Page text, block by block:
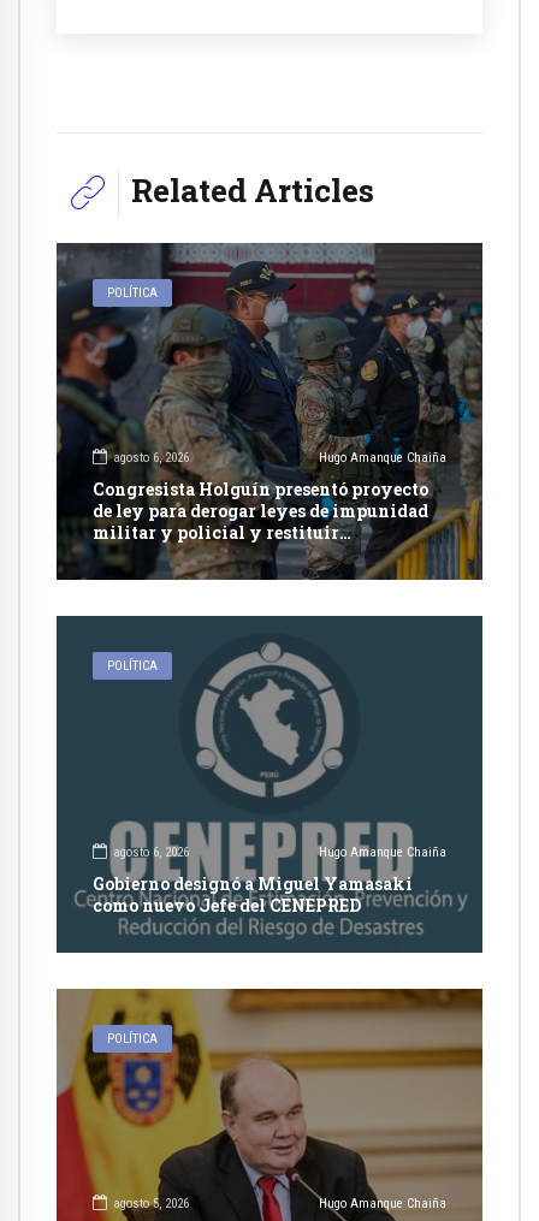
Related Articles
POLÍTICA
agosto 6, 2026 Hugo Amanque Chaiña
Congresista Holguín presentó proyecto
de ley para derogar leyes de impunidad
militar y policial y restituir
competencia de justicia ordinaria
POLÍTICA
agosto 6, 2026 Hugo Amanque Chaiña
Gobierno designó a Miguel Yamasaki
como nuevo Jefe del CENEPRED
POLÍTICA
agosto 5, 2026 Hugo Amanque Chaiña